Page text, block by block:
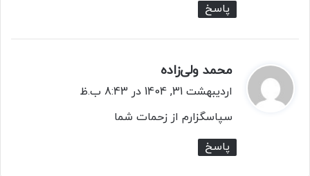
پاسخ
محمد ولی‌زاده
ف
اردیبهشت 31, 1404 در 8:43 ب.ظ
سپاسگزارم از زحمات شما
پاسخ